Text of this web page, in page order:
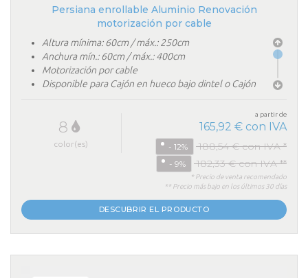
Persiana enrollable Aluminio Renovación
motorización por cable
Altura mínima: 60cm / máx.: 250cm
Anchura mín.: 60cm / máx.: 400cm
Motorización por cable
Disponible para Cajón en hueco bajo dintel o Cajón
8
color(es)
a partir de
165,92 € con IVA
- 12% 188,54 € con IVA *
- 9% 182,33 € con IVA **
* Precio de venta recomendado
** Precio más bajo en los últimos 30 días
DESCUBRIR EL PRODUCTO